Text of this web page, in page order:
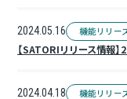
2024.05.16 機能リリー
【SATORIリリース情報
2024.04.18 機能リリー